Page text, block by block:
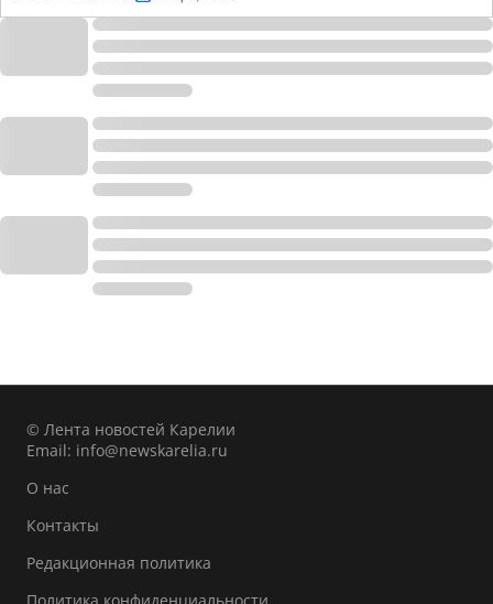
© Лента новостей Карелии
Email: info@newskarelia.ru
О нас
Контакты
Редакционная политика